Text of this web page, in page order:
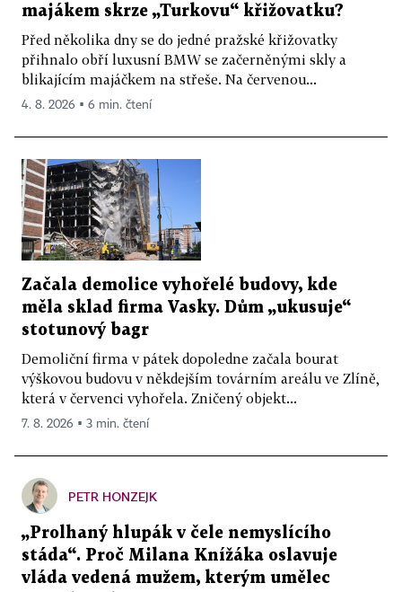
majákem skrze „Turkovu“ křižovatku?
Před několika dny se do jedné pražské křižovatky
přihnalo obří luxusní BMW se začerněnými skly a
blikajícím majáčkem na střeše. Na červenou...
4. 8. 2026 ▪ 6 min. čtení
Začala demolice vyhořelé budovy, kde
měla sklad firma Vasky. Dům „ukusuje“
stotunový bagr
Demoliční firma v pátek dopoledne začala bourat
výškovou budovu v někdejším továrním areálu ve Zlíně,
která v červenci vyhořela. Zničený objekt...
7. 8. 2026 ▪ 3 min. čtení
PETR HONZEJK
„Prolhaný hlupák v čele nemyslícího
stáda“. Proč Milana Knížáka oslavuje
vláda vedená mužem, kterým umělec